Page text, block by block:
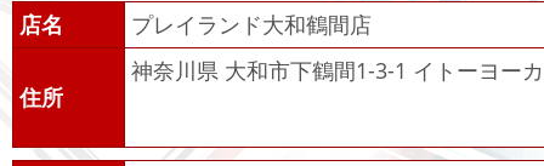
店名 プレイランド大和鶴間店
住所
神奈川県 大和市下鶴間1-3-1 イトーヨー